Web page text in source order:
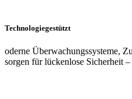
Technologiegestützt
oderne Überwachungssysteme,
sorgen für lückenlose Sicherheit